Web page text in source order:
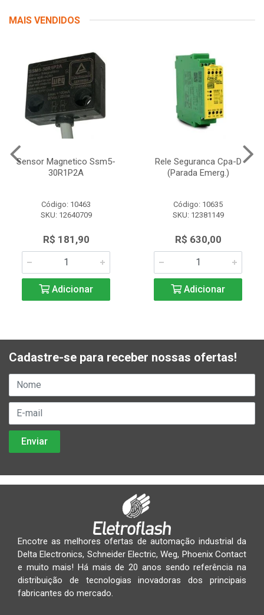
MAIS VENDIDOS
Sensor Magnetico Ssm5-
30R1P2A
Código: 10463
SKU: 12640709
R$ 181,90
Adicionar
Rele Seguranca Cpa-D
(Parada Emerg.)
Código: 10635
SKU: 12381149
R$ 630,00
Adicionar
Cadastre-se para receber nossas ofertas!
Encotre as melhores ofertas de automação industrial da
Delta Electronics, Schneider Electric, Weg, Phoenix Contact
e muito mais! Há mais de 20 anos sendo referência na
distribuição de tecnologias inovadoras dos principais
fabricantes do mercado.